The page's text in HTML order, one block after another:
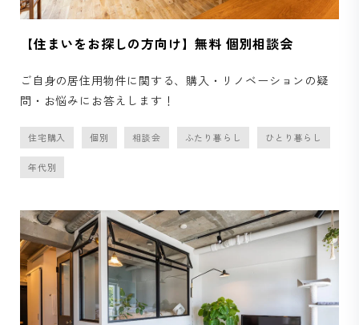
【住まいをお探しの方向け】無料 個別相談会
ご自身の居住用物件に関する、購入・リノベーションの疑
問・お悩みにお答えします！
住宅購入 個別 相談会 ふたり暮らし ひとり暮らし
年代別